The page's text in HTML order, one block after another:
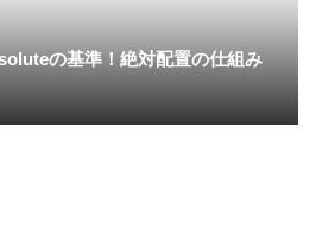
の基準！絶対配置の仕組み